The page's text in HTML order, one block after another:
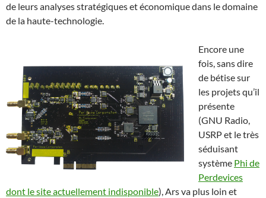
de leurs analyses stratégiques et économique dans le domaine
de la haute-technologie.
Encore une
fois, sans dire
de bétise sur
les projets qu’il
présente
(GNU Radio,
USRP et le très
séduisant
système Phi de
Perdevices
dont le site actuellement indisponible), Ars va plus loin et